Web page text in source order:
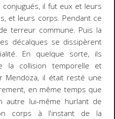
il fut eux et leurs
et leurs corps. Pendant ce
terreur commune. Puis la
décalques se dissipèrent
En quelque sorte, ils
la collision temporelle et
Mendoza, il était resté une
en même temps que
autre lui-même hurlant de
corps à l'instant de la